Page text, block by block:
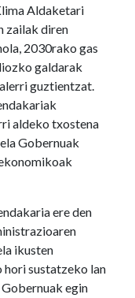
Aldaketari
zailak diren
2030rako gas
galdarak
guztientzat.
aldeko txostena
Gobernuak
ere den
ikusten
sustatzeko lan
egin